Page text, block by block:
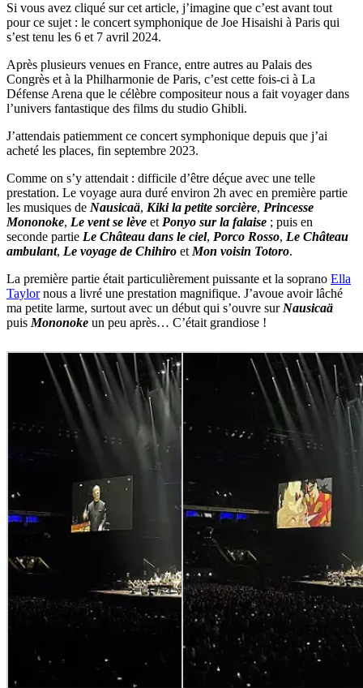
Si vous avez cliqué sur cet article, j’imagine que c’est avant tout
pour ce sujet : le concert symphonique de Joe Hisaishi à Paris qui
s’est tenu les 6 et 7 avril 2024.
Après plusieurs venues en France, entre autres au Palais des
Congrès et à la Philharmonie de Paris, c’est cette fois-ci à La
Défense Arena que le célèbre compositeur nous a fait voyager dans
l’univers fantastique des films du studio Ghibli.
J’attendais patiemment ce concert symphonique depuis que j’ai
acheté les places, fin septembre 2023.
Comme on s’y attendait : difficile d’être déçue avec une telle
prestation. Le voyage aura duré environ 2h avec en première partie
les musiques de Nausicaä, Kiki la petite sorcière, Princesse
Mononoke, Le vent se lève et Ponyo sur la falaise ; puis en
seconde partie Le Château dans le ciel, Porco Rosso, Le Château
ambulant, Le voyage de Chihiro et Mon voisin Totoro.
La première partie était particulièrement puissante et la soprano Ella
Taylornous a livré une prestation magnifique. J’avoue avoir lâché
ma petite larme, surtout avec un début qui s’ouvre sur Nausicaä
puis Mononoke un peu après… C’était grandiose !